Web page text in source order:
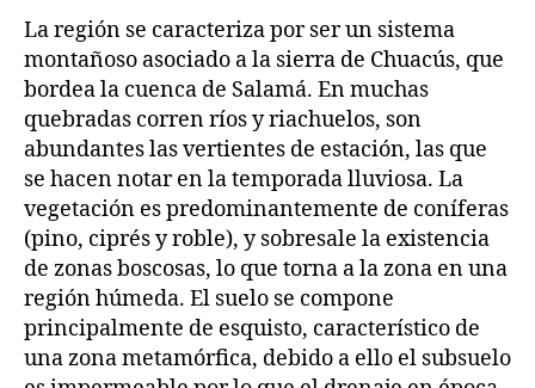
La región se caracteriza por ser un sistema
montañoso asociado a la sierra de Chuacús, que
bordea la cuenca de Salamá. En muchas
quebradas corren ríos y riachuelos, son
abundantes las vertientes de estación, las que
se hacen notar en la temporada lluviosa. La
vegetación es predominantemente de coníferas
(pino, ciprés y roble), y sobresale la existencia
de zonas boscosas, lo que torna a la zona en una
región húmeda. El suelo se compone
principalmente de esquisto, característico de
una zona metamórfica, debido a ello el subsuelo